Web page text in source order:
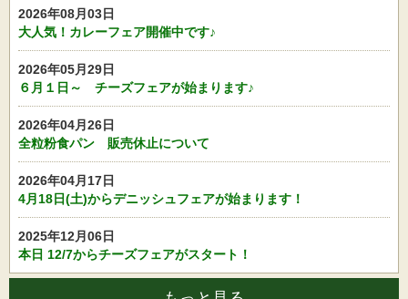
2026年08月03日
大人気！カレーフェア開催中です♪
2026年05月29日
６月１日～ チーズフェアが始まります♪
2026年04月26日
全粒粉食パン 販売休止について
2026年04月17日
4月18日(土)からデニッシュフェアが始まります！
2025年12月06日
本日 12/7からチーズフェアがスタート！